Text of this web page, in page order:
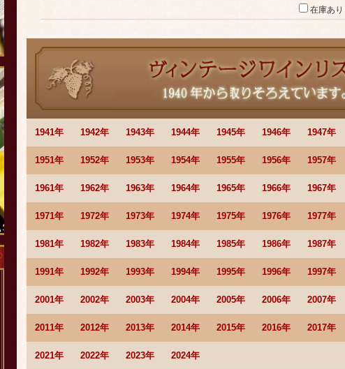
在庫あり
1941年 1942年 1943年 1944年 1945年 1946年 1947年
1951年 1952年 1953年 1954年 1955年 1956年 1957年
1961年 1962年 1963年 1964年 1965年 1966年 1967年
1971年 1972年 1973年 1974年 1975年 1976年 1977年
1981年 1982年 1983年 1984年 1985年 1986年 1987年
1991年 1992年 1993年 1994年 1995年 1996年 1997年
2001年 2002年 2003年 2004年 2005年 2006年 2007年
2011年 2012年 2013年 2014年 2015年 2016年 2017年
2021年 2022年 2023年 2024年